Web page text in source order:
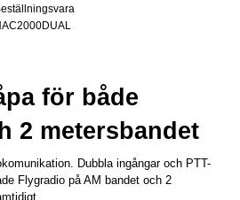
för både
2 metersbandet
Dubbla ingångar och PTT-
Flygradio på AM bandet och 2